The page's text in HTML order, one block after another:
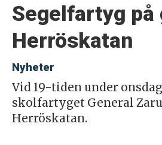
Segelfartyg på
Herröskatan
Nyheter
Vid 19-tiden under
skolfartyget General
Herröskatan.